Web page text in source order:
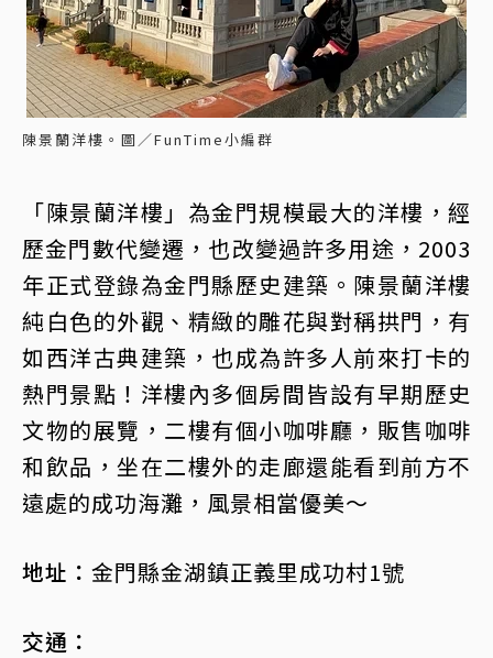
陳景蘭洋樓。圖／FunTime小編群
「陳景蘭洋樓」為金門規模最大的洋樓，經
歷金門數代變遷，也改變過許多用途，2003
年正式登錄為金門縣歷史建築。陳景蘭洋樓
純白色的外觀、精緻的雕花與對稱拱門，有
如西洋古典建築，也成為許多人前來打卡的
熱門景點！洋樓內多個房間皆設有早期歷史
文物的展覽，二樓有個小咖啡廳，販售咖啡
和飲品，坐在二樓外的走廊還能看到前方不
遠處的成功海灘，風景相當優美～
地址： 金門縣金湖鎮正義里成功村1號
交通：